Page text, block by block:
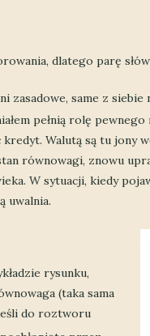
dlatego parę
zasadowe, same z
pełnią rolę
Walutą są tu jony
równowagi, znowu
W sytuacji, kiedy
uwalnia.
rysunku,
(taka sama
do roztworu